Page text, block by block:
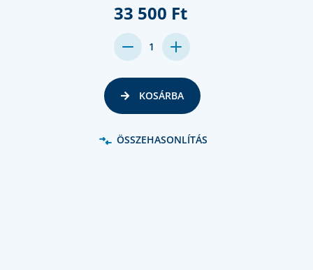
33 500 Ft
DECREASE
QUANTITY:
1
INCREASE
QUANTITY:
KOSÁRBA
ÖSSZEHASONLÍTÁS